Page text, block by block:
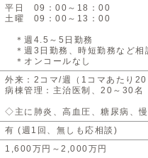
平日 09：00～18：00
土曜 09：00～13：00
＊週4.5～5日勤務
＊週3日勤務、時短勤務など相
＊オンコールなし
外来：2コマ/週（1コマあたり20
病棟管理：主治医制、20～30名
◇主に肺炎、高血圧、糖尿病、
有 (週1回、無しも応相談)
1,600万円～2,000万円